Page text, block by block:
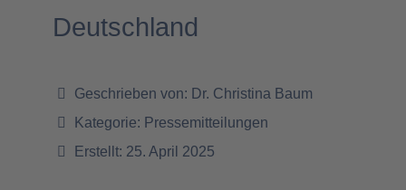
Deutschland
Geschrieben von: Dr. Christina Baum
Kategorie: Pressemitteilungen
Erstellt: 25. April 2025